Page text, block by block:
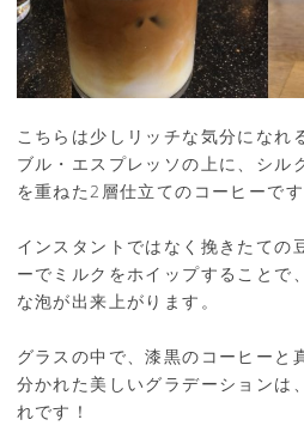
こちらは少しリッチな気分になれ
ブル・エスプレッソの上に、シル
を重ねた2層仕立てのコーヒーです
インスタントではなく挽きたての
ーでミルクをホイップすることで
な泡が出来上がります。
グラスの中で、漆黒のコーヒーと
分かれた美しいグラデーションは
れです！